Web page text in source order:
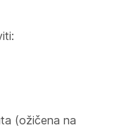
(ožičena na